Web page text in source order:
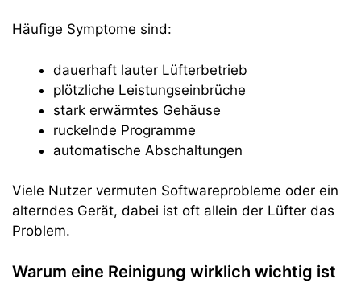
Häufige Symptome sind:
dauerhaft lauter Lüfterbetrieb
plötzliche Leistungseinbrüche
stark erwärmtes Gehäuse
ruckelnde Programme
automatische Abschaltungen
Viele Nutzer vermuten Softwareprobleme oder ein
alterndes Gerät, dabei ist oft allein der Lüfter das
Problem.
Warum eine Reinigung wirklich wichtig ist